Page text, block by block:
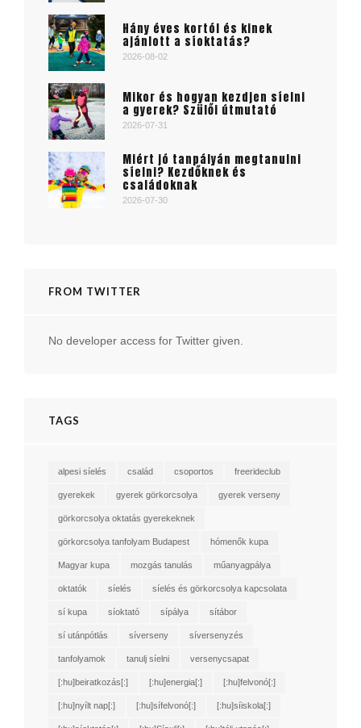
Hány éves kortól és kinek
ajánlott a síoktatás?
2026-08-02
Mikor és hogyan kezdjen síelni
a gyerek? Szülői útmutató
2026-07-31
Miért jó tanpályán megtanulni
síelni? Kezdőknek és
családoknak
2026-07-30
FROM TWITTER
No developer access for Twitter given.
TAGS
alpesi síelés család csoportos freerideclub
gyerekek gyerek görkorcsolya gyerek verseny
görkorcsolya oktatás gyerekeknek
görkorcsolya tanfolyam Budapest hómenők kupa
Magyar kupa mozgás tanulás műanyagpálya
oktatók síelés síelés és görkorcsolya kapcsolata
sí kupa síoktató sípálya sítábor
sí utánpótlás síverseny síversenyzés
tanfolyamok tanulj síelni versenycsapat
[:hu]beiratkozás[:] [:hu]energia[:] [:hu]felvonó[:]
[:hu]nyílt nap[:] [:hu]sífelvonó[:] [:hu]síiskola[:]